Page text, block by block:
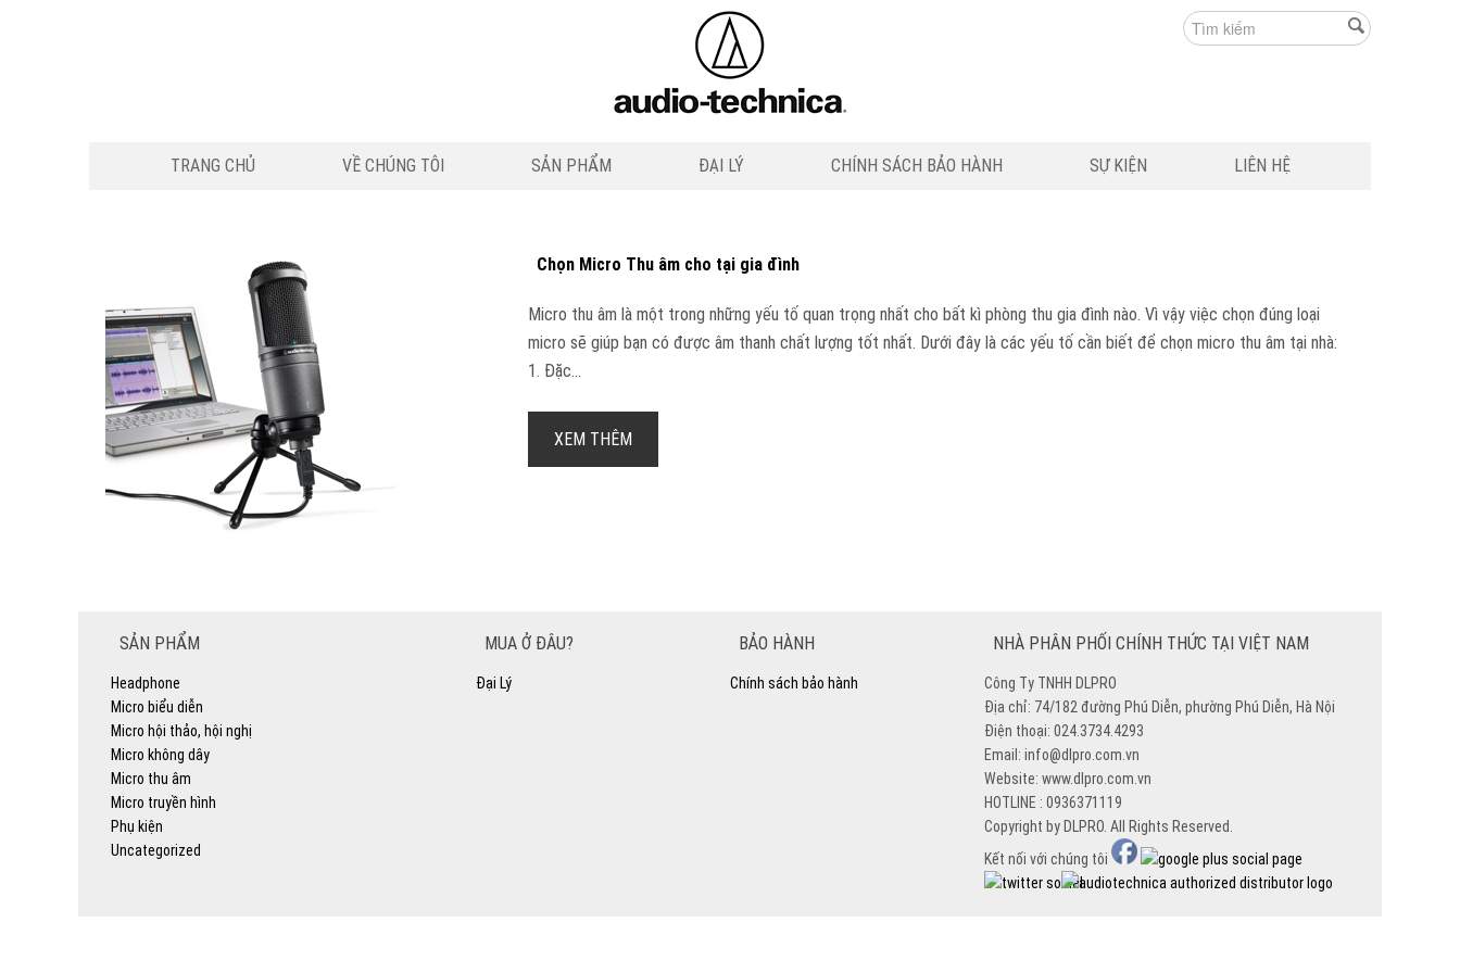
TRANG CHỦ VỀ CHÚNG TÔI SẢN PHẨM ĐẠI LÝ CHÍNH SÁCH BẢO HÀNH SỰ KIỆN LIÊN HỆ
Chọn Micro Thu âm cho tại gia đình
Micro thu âm là một trong những yếu tố quan trọng nhất cho bất kì phòng thu gia đình nào. Vì vậy việc chọn đúng loại
micro sẽ giúp bạn có được âm thanh chất lượng tốt nhất. Dưới đây là các yếu tố cần biết để chọn micro thu âm tại nhà:
1. Đặc...
XEM THÊM
SẢN PHẨM
Headphone
Micro biểu diễn
Micro hội thảo, hội nghị
Micro không dây
Micro thu âm
Micro truyền hình
Phụ kiện
Uncategorized
MUA Ở ĐÂU?
Đại Lý
BẢO HÀNH
Chính sách bảo hành
NHÀ PHÂN PHỐI CHÍNH THỨC TẠI VIỆT NAM
Công Ty TNHH DLPRO
Địa chỉ: 74/182 đường Phú Diễn, phường Phú Diễn, Hà Nội
Điện thoại: 024.3734.4293
Email: info@dlpro.com.vn
Website: www.dlpro.com.vn
HOTLINE : 0936371119
Copyright by DLPRO. All Rights Reserved.
Kết nối với chúng tôi